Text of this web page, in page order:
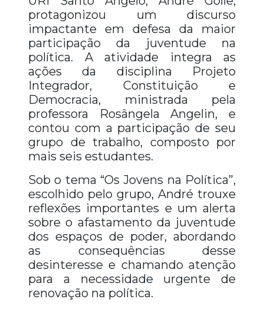
protagonizou um discurso
impactante em defesa da maior
participação da juventude na
política. A atividade integra as
ações da disciplina Projeto
Integrador, Constituição e
Democracia, ministrada pela
professora Rosângela Angelin, e
contou com a participação de seu
grupo de trabalho, composto por
mais seis estudantes.
Sob o tema “Os Jovens na Política”,
escolhido pelo grupo, André trouxe
reflexões importantes e um alerta
sobre o afastamento da juventude
dos espaços de poder, abordando
as consequências desse
desinteresse e chamando atenção
para a necessidade urgente de
renovação na política.